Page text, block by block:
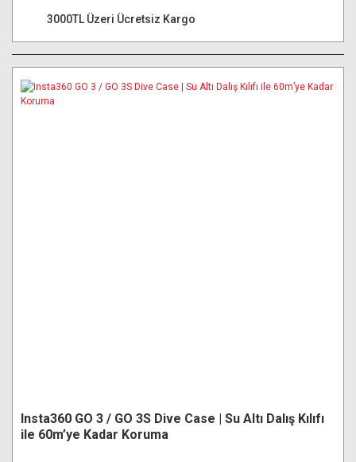
3000TL Üzeri Ücretsiz Kargo
Insta360 GO 3 / GO 3S Dive Case | Su Altı Dalış Kılıfı
ile 60m’ye Kadar Koruma